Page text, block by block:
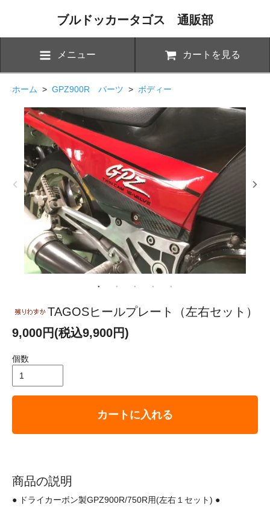
ブルドッカータゴス 通販部
メニュー カートを見る
ホーム > GPZ900R パーツ > ボディー
TAGOSヒールプレート（左右セット）
9,000円(税込9,900円)
個数
カートに入れる
商品の説明
● ドライカーボン製GPZ900R/750R用(左右１セット) ●